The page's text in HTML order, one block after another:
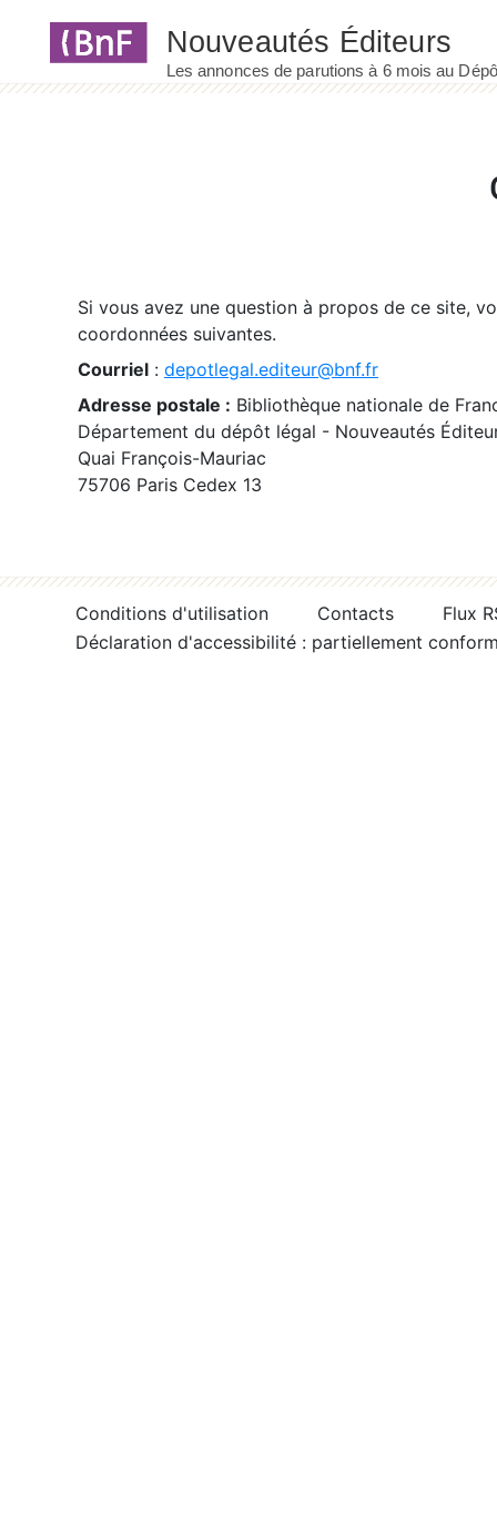
Si vous avez une question à propos de ce site,
coordonnées suivantes.
Courriel : depotlegal.editeur@bnf.fr
Adresse postale : Bibliothèque nationale de
Département du dépôt légal - Nouveautés
Quai François-Mauriac
75706 Paris Cedex 13
Conditions d'utilisation Contacts
Flux
Déclaration d'accessibilité : partiellement